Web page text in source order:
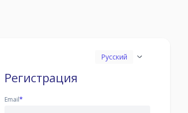
Русский
Регистрация
Email*